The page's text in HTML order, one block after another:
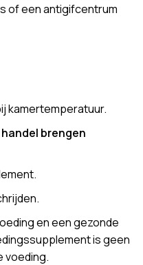
of een antigifcentrum
kamertemperatuur.
brengen
en een gezonde
is geen
voeding.